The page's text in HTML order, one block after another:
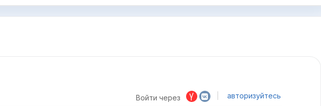
Войти через авторизуйтесь